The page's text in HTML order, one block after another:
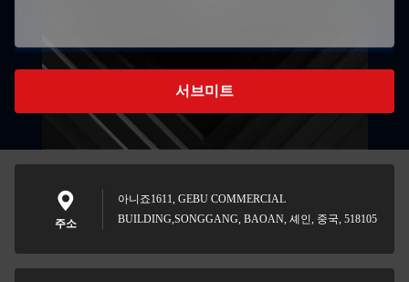
서브미트
주소
아니죠1611, GEBU COMMERCIAL
BUILDING,SONGGANG, BAOAN, 셰인, 중국, 518105